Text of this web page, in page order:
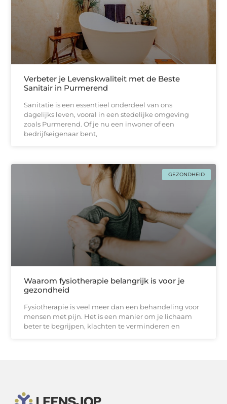
Verbeter je Levenskwaliteit met de Beste
Sanitair in Purmerend
Sanitatie is een essentieel onderdeel van ons
dagelijks leven, vooral in een stedelijke omgeving
zoals Purmerend. Of je nu een inwoner of een
bedrijfseigenaar bent,
GEZONDHEID
Waarom fysiotherapie belangrijk is voor je
gezondheid
Fysiotherapie is veel meer dan een behandeling voor
mensen met pijn. Het is een manier om je lichaam
beter te begrijpen, klachten te verminderen en